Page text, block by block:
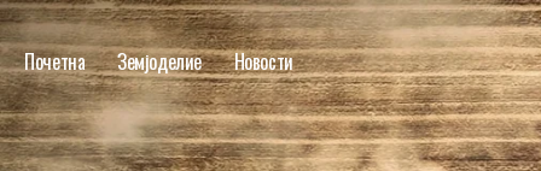
Почетна Земјоделие Новости